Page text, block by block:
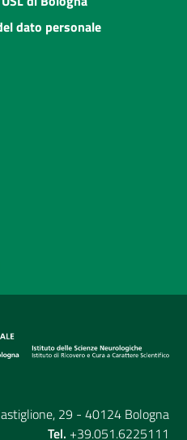
dato personale
29 - 40124 Bologna
Tel. +39.051.6225111